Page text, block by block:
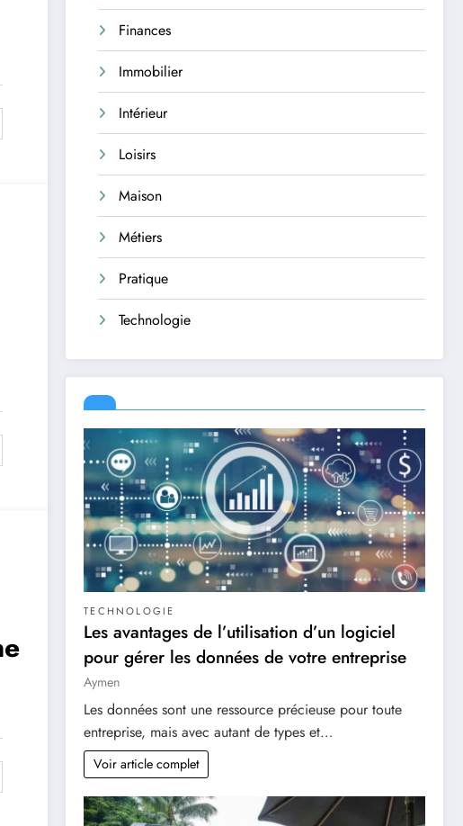
Finances
Immobilier
Intérieur
Loisirs
Maison
Métiers
Pratique
Technologie
TECHNOLOGIE
Les avantages de l’utilisation d’un logiciel
pour gérer les données de votre entreprise
Aymen
Les données sont une ressource précieuse pour toute
entreprise, mais avec autant de types et…
Voir article complet